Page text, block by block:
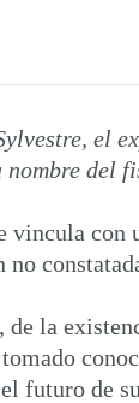
el
del
vincula con
no
la
futuro de